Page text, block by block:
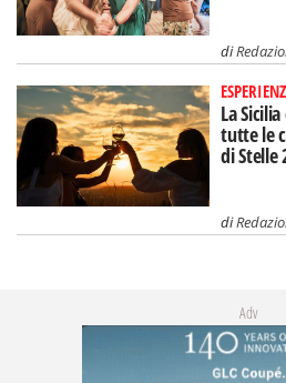
di
La
tutte le
di Stelle
di
Adv